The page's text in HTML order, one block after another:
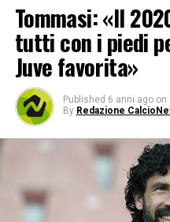
Tommasi: «Il
tutti con i piedi
Juve favorita»
Published 6 anni ago on
By Redazione